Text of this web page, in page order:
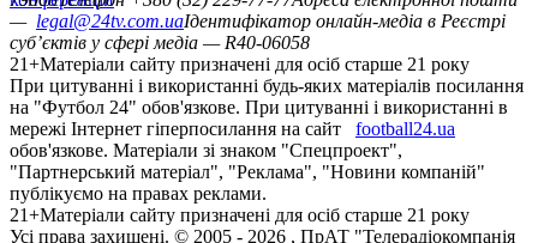
— legal@24tv.com.uaІдентифікатор онлайн-медіа в Реєстрі
суб’єктів у сфері медіа — R40-06058
21+Матеріали сайту призначені для осіб старше 21 року
При цитуванні і використанні будь-яких матеріалів посилання
на "Футбол 24" обов'язкове. При цитуванні і використанні в
мережі Інтернет гіперпосилання на сайт
football24.ua
обов'язкове. Матеріали зі знаком "Спецпроект",
"Партнерський матеріал", "Реклама", "Новини компаній"
публікуємо на правах реклами.
21+Матеріали сайту призначені для осіб старше 21 року
Усi права захищенi. © 2005 - 2026 , ПрАТ "Телерадіокомпанія